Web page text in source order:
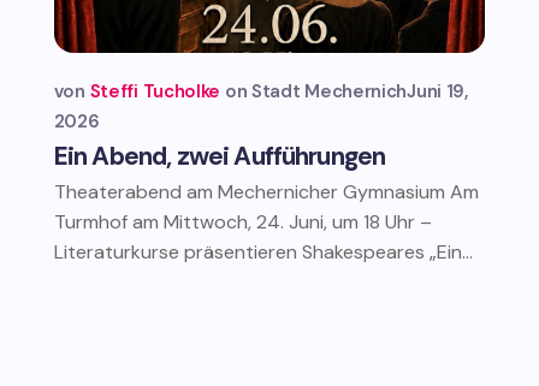
Ein Abend, zwei Aufführungen
von Steffi Tucholke Stadt MechernichJuni 19,
2026
Theaterabend am Mechernicher Gymnasium Am
Turmhof am Mittwoch, 24. Juni, um 18 Uhr –
Literaturkurse präsentieren Shakespeares „Ein...